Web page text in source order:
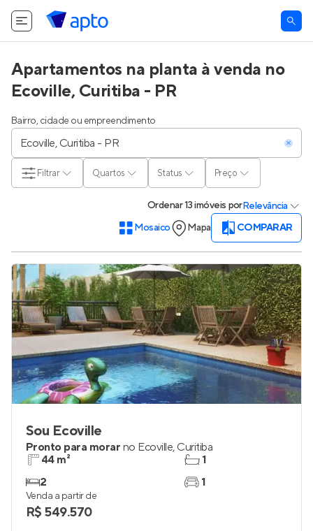
Apartamentos na planta à venda no
Ecoville, Curitiba - PR
Bairro, cidade ou empreendimento
Quartos Status Preço
Filtrar
Ordenar13 imóveis porRelevância
Mosaico
Mapa COMPARAR
Sou Ecoville
Pronto para morar no Ecoville, Curitiba
44 m²
2
1
1
Venda a partir de
R$ 549.570